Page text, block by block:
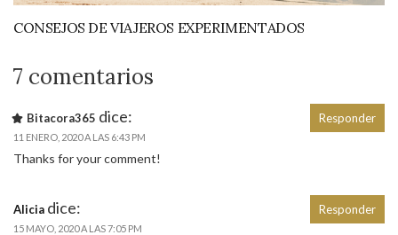
CONSEJOS DE VIAJEROS EXPERIMENTADOS
7 comentarios
Bitacora365 dice:
11 ENERO, 2020 A LAS 6:43 PM
Thanks for your comment!
Responder
Alicia dice:
15 MAYO, 2020 A LAS 7:05 PM
Responder